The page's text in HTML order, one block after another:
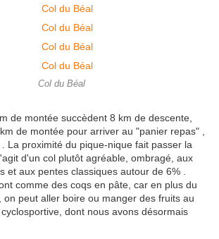
Col du Béal
de montée succèdent 8 km de descente,
de montée pour arriver au "panier repas" ,
La proximité du pique-nique fait passer la
d'un col plutôt agréable, ombragé, aux
et aux pentes classiques autour de 6% .
comme des coqs en pâte, car en plus du
on peut aller boire ou manger des fruits au
dont nous avons désormais